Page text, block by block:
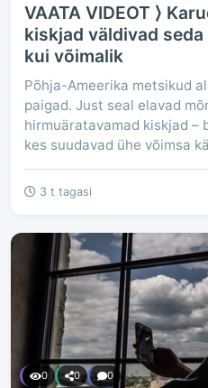
VAATA VIDEOT ⟩
kiskjad väldivad
kui võimalik
Põhja-Ameerika metsikud
paigad. Just seal elavad
hirmuäratavamad kiskjad –
kes suudavad ühe võimsa
3 t tagasi
0 0 0